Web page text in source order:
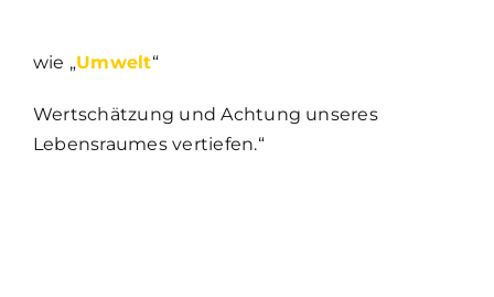
wie „Umwelt“
Wertschätzung und Achtung unseres
Lebensraumes vertiefen.“